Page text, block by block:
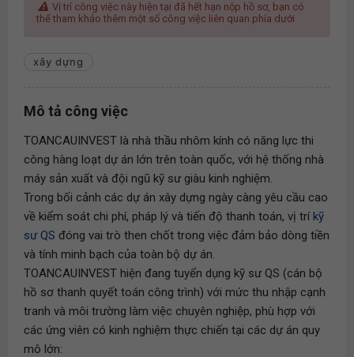
Vị trí công việc này hiện tại đã hết hạn nộp hồ sơ, bạn có
thể tham khảo thêm một số công việc liên quan phía dưới
xây dựng
Mô tả công việc
TOANCAUINVEST là nhà thầu nhôm kính có năng lực thi
công hàng loạt dự án lớn trên toàn quốc, với hệ thống nhà
máy sản xuất và đội ngũ kỹ sư giàu kinh nghiệm.
Trong bối cảnh các dự án xây dựng ngày càng yêu cầu cao
về kiểm soát chi phí, pháp lý và tiến độ thanh toán, vị tríkỹ
sư QS đóng vai trò then chốt trong việc đảm bảo dòng tiền
và tính minh bạch của toàn bộ dự án.
TOANCAUINVEST hiện đang tuyển dụng kỹ sư QS (cán bộ
hồ sơ thanh quyết toán công trình) với mức thu nhập cạnh
tranh và môi trường làm việc chuyên nghiệp, phù hợp với
các ứng viên có kinh nghiệm thực chiến tại các dự án quy
mô lớn: